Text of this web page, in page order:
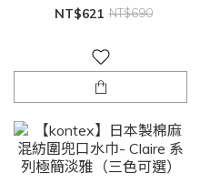
NT$621 NT$690